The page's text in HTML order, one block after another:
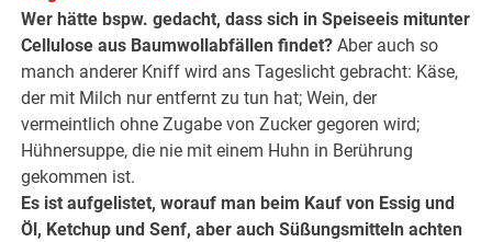
Wer hätte bspw. gedacht, dass sich in Speiseeis mitunter
Cellulose aus Baumwollabfällen findet? Aber auch so
manch anderer Kniff wird ans Tageslicht gebracht: Käse,
der mit Milch nur entfernt zu tun hat; Wein, der
vermeintlich ohne Zugabe von Zucker gegoren wird;
Hühnersuppe, die nie mit einem Huhn in Berührung
gekommen ist.
Es ist aufgelistet, worauf man beim Kauf von Essig und
Öl, Ketchup und Senf, aber auch Süßungsmitteln achten